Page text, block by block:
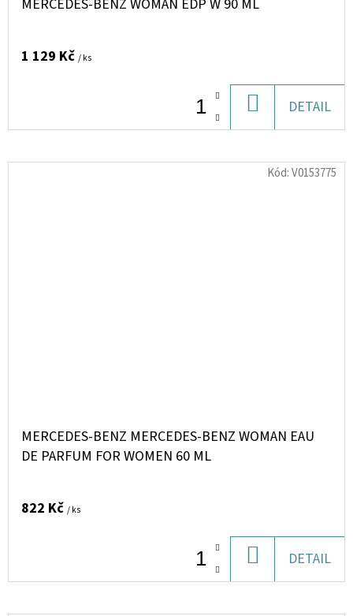
MERCEDES-BENZ WOMAN EDP W 90 ML
1 129 Kč / ks
KOŠÍKU
DETAIL
MERCEDES-BENZ MERCEDES-BENZ WOMAN EAU
DE PARFUM FOR WOMEN 60 ML
822 Kč / ks
KOŠÍKU
DETAIL
Kód:V0153775